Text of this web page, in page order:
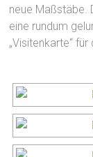
neue Maßstäbe.
eine rundum
„Visitenkarte“